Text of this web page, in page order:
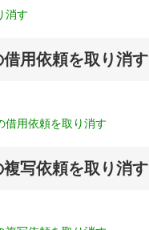
消す
用依頼を取り消す
借用依頼を取り消す
写依頼を取り消す